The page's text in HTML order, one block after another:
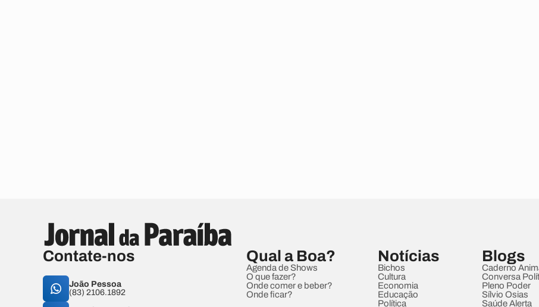
Contate-nos
João Pessoa
(83) 2106.1892
Qual a Boa?
Agenda de Shows
O que fazer?
Onde comer e beber?
Onde ficar?
Notícias
Bichos
Cultura
Economia
Educação
Política
Blogs
Caderno
Conversa
Pleno Poder
Sílvio Osias
Saúde Alerta